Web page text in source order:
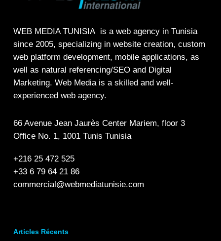
WEB MEDIA TUNISIA is a web agency in Tunisia
since 2005, specializing in website creation, custom
web platform development, mobile applications, as
well as natural referencing/SEOand Digital
Marketing. Web Media is a skilled and well-
experienced web agency.
66 Avenue Jean Jaurès Center Mariem, floor 3
Office No. 1, 1001 Tunis Tunisia
+216 25 472 525
+33 6 79 64 21 86
commercial@webmediatunisie.com
Articles Récents